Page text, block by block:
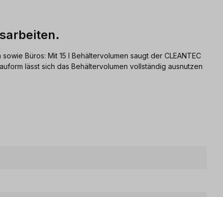
Büros: Mit 15 l Behältervolumen saugt der CLEANTEC
lässt sich das Behältervolumen vollständig ausnutzen